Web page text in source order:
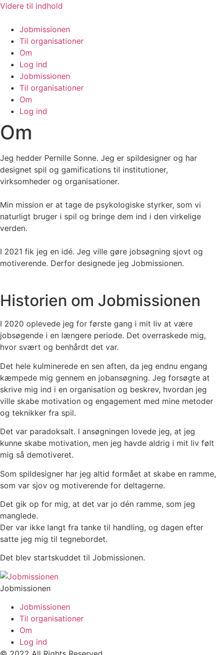
Videre til indhold
Jobmissionen
Til organisationer
Om
Log ind
Jobmissionen
Til organisationer
Om
Log ind
Om
Jeg hedder Pernille Sonne. Jeg er spildesigner og har
designet spil og gamifications til institutioner,
virksomheder og organisationer.
Min mission er at tage de psykologiske styrker, som vi
naturligt bruger i spil og bringe dem ind i den virkelige
verden.
I 2021 fik jeg en idé. Jeg ville gøre jobsøgning sjovt og
motiverende. Derfor designede jeg Jobmissionen.
Historien om Jobmissionen
I 2020 oplevede jeg for første gang i mit liv at være
jobsøgende i en længere periode. Det overraskede mig,
hvor svært og benhårdt det var.
Det hele kulminerede en sen aften, da jeg endnu engang
kæmpede mig gennem en jobansøgning. Jeg forsøgte at
skrive mig ind i en organisation og beskrev, hvordan jeg
ville skabe motivation og engagement med mine metoder
og teknikker fra spil.
Det var paradoksalt. I ansøgningen lovede jeg, at jeg
kunne skabe motivation, men jeg havde aldrig i mit liv følt
mig så demotiveret.
Som spildesigner har jeg altid formået at skabe en ramme,
som var sjov og motiverende for deltagerne.
Det gik op for mig, at det var jo dén ramme, som jeg
manglede.
Der var ikke langt fra tanke til handling, og dagen efter
satte jeg mig til tegnebordet.
Det blev startskuddet til Jobmissionen.
Jobmissionen
Jobmissionen
Til organisationer
Om
Log ind